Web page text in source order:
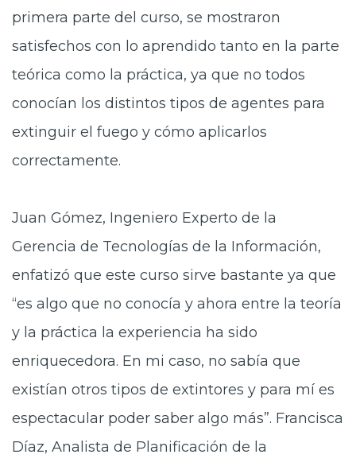
primera parte del curso, se mostraron
satisfechos con lo aprendido tanto en la parte
teórica como la práctica, ya que no todos
conocían los distintos tipos de agentes para
extinguir el fuego y cómo aplicarlos
correctamente.
Juan Gómez, Ingeniero Experto de la
Gerencia de Tecnologías de la Información,
enfatizó que este curso sirve bastante ya que
“es algo que no conocía y ahora entre la teoría
y la práctica la experiencia ha sido
enriquecedora. En mi caso, no sabía que
existían otros tipos de extintores y para mí es
espectacular poder saber algo más”. Francisca
Díaz, Analista de Planificación de la